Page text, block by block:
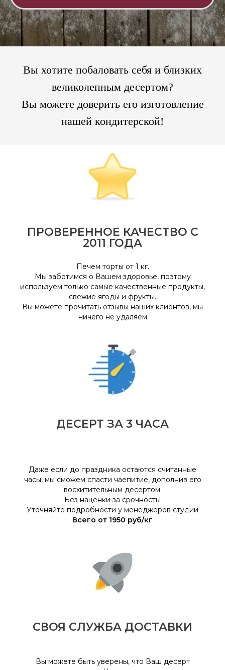
Вы хотите побаловать себя и близких
великолепным десертом?
Вы можете доверить его изготовление
нашей кондитерской!
ПРОВЕРЕННОЕ КАЧЕСТВО С
2011 ГОДА
Печем торты от 1 кг.
Мы заботимся о Вашем здоровье, поэтому
используем только самые качественные продукты,
свежие ягоды и фрукты.
Вы можете прочитать отзывы наших клиентов, мы
ничего не удаляем
ДЕСЕРТ ЗА 3 ЧАСА
Даже если до праздника остаются считанные
часы, мы сможем спасти чаепитие, дополнив его
восхитительным десертом.
Без наценки за срочность!
Уточняйте подробности у менеджеров студии
Всего от 1950 руб/кг
СВОЯ СЛУЖБА ДОСТАВКИ
Вы можете быть уверены, что Ваш десерт